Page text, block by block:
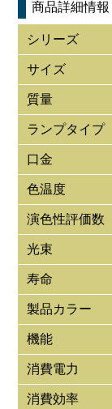
商品詳細情報
シリーズ
サイズ
質量
ランプタイプ
口金
色温度
演色性評価数
光束
寿命
製品カラー
機能
消費電力
消費効率